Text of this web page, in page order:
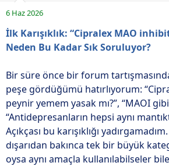
u
b
a
ş
t
a
n
ı
ç
r
i
h
i
6 Haz 2026
İlk Karışıklık: “Cipralex MAO
Neden Bu Kadar Sık Soruluyor?
Bir süre önce bir forum
peşe gördüğümü hatırlıyorum:
peynir yemem yasak mı?”, “MAOI
“Antidepresanların hepsi aynı
Açıkçası bu karışıklığı
dışarıdan bakınca tek bir büyük
oysa aynı amaçla kullanılabilseler